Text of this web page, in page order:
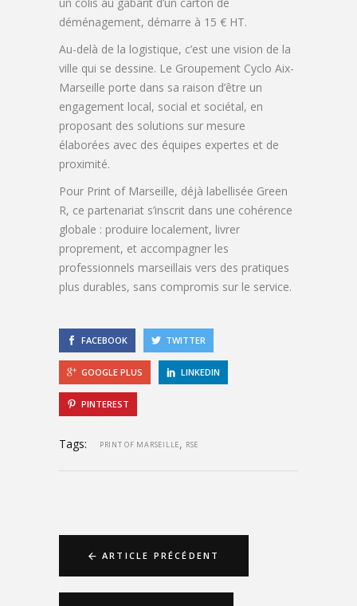
déménagement, démarre à 15 € HT.
Au-delà de la logistique, c’est une vision de la
ville qui se dessine. Le Groupement Cyclo Aix-
Marseille porte dans sa raison d’être un
engagement local, social et sociétal, en
proposant des solutions sur mesure
élaborées avec des équipes expertes et de
proximité.
Pour Print of Marseille, déjà labellisée Green
R, ce partenariat s’inscrit dans une cohérence
globale : produire localement, livrer
proprement, et accompagner les
professionnels marseillais vers des pratiques
plus durables, sans compromis sur le service.
FACEBOOK TWITTER
GOOGLE PLUS LINKEDIN
PINTEREST
Tags: PRINT OF MARSEILLE, RSE
ARTICLE PRÉCÉDENT